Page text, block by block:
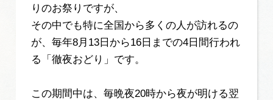
りのお祭りですが、
その中でも特に全国から多くの人が訪れるの
が、毎年8月13日から16日までの4日間行われ
る「徹夜おどり」です。
この期間中は、毎晩夜20時から夜が明ける翌